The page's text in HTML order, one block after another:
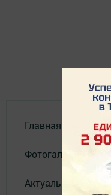
Главная
Фотогалереи
Актуальное видео